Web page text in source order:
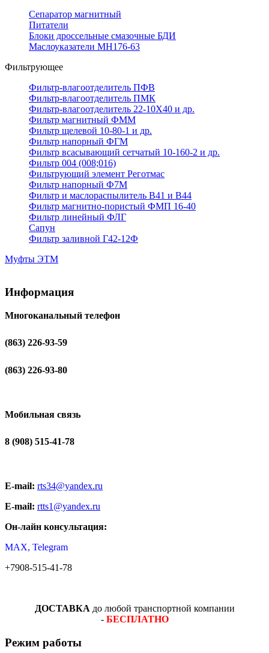
Сепаратор магнитный
Питатели
Блоки дроссельные смазочные БДИ
Маслоуказатели МН176-63
Фильтрующее
Фильтр-влагоотделитель ПФВ
Фильтр-влагоотделитель ПМК
Фильтр-влагоотделитель 22-10Х40 и др.
Фильтр магнитный ФММ
Фильтр щелевой 10-80-1 и др.
Фильтр напорный ФГМ
Фильтр всасывающий сетчатый 10-160-2 и др.
Фильтр 004 (008;016)
Фильтрующий элемент Реготмас
Фильтр напорный Ф7М
Фильтр и маслораспылитель В41 и В44
Фильтр магнитно-пористый ФМП 16-40
Фильтр линейный ФЛГ
Сапун
Фильтр заливной Г42-12Ф
Муфты ЭТМ
Информация
Многоканальный телефон
(863) 226-93-59
(863) 226-93-80
Мобильная связь
8 (908) 515-41-78
E-mail: rts34@yandex.ru
E-mail: rtts1@yandex.ru
Он-лайн консультация:
MAX, Telegram
+7908-515-41-78
ДОСТАВКА до любой транспортной компании
- БЕСПЛАТНО
Режим работы